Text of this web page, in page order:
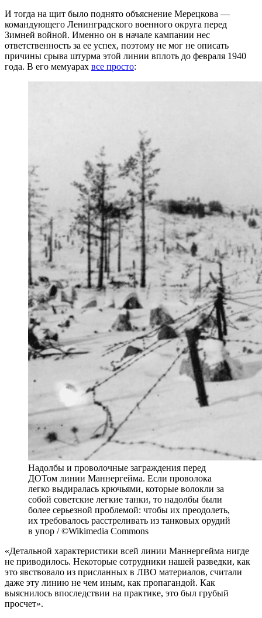
И тогда на щит было поднято объяснение Мерецкова —
командующего Ленинградского военного округа перед
Зимней войной. Именно он в начале кампании нес
ответственность за ее успех, поэтому не мог не описать
причины срыва штурма этой линии вплоть до февраля 1940
года. В его мемуарах все просто:
Надолбы и проволочные заграждения перед
ДОТом линии Маннергейма. Если проволока
легко выдиралась крючьями, которые волокли за
собой советские легкие танки, то надолбы были
более серьезной проблемой: чтобы их преодолеть,
их требовалось расстреливать из танковых орудий
в упор / ©Wikimedia Commons
«Детальной характеристики всей линии Маннергейма нигде
не приводилось. Некоторые сотрудники нашей разведки, как
это явствовало из присланных в ЛВО материалов, считали
даже эту линию не чем иным, как пропагандой. Как
выяснилось впоследствии на практике, это был грубый
просчет».